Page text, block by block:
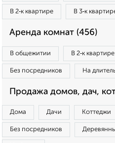
В 2‑к квартире В 3‑к
Аренда комнат (456)
В общежитии В 2‑к квартире
Без посредников На
Продажа домов, дач,
Дома Дачи Коттеджи
Без посредников